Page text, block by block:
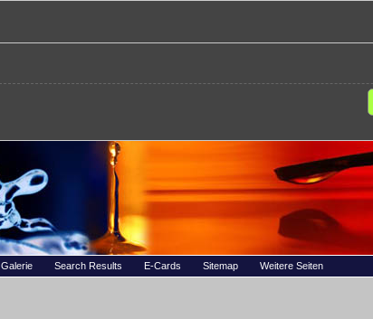
Galerie Search Results E-Cards Sitemap Weitere Seiten